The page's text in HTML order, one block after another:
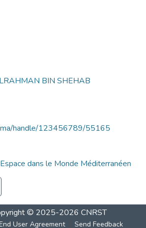
BIN SHEHAB
handle/123456789/55165
dans le Monde Méditerranéen
© 2025-2026 CNRST
User Agreement Send Feedback